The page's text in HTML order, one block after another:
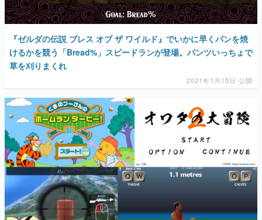
『ゼルダの伝説 ブレス オブ ザ ワイルド』でいかに早くパンを焼
けるかを競う「Bread%」スピードランが登場。パンツいっちょで
草を刈りまくれ
2021年1月15日 公開